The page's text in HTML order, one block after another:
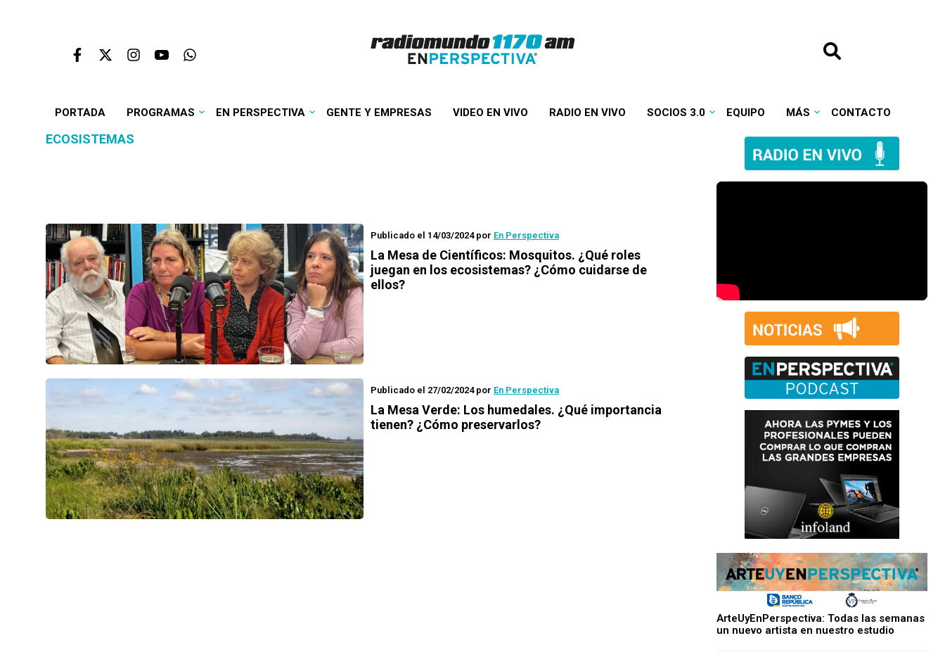
PORTADA PROGRAMAS EN PERSPECTIVA GENTE Y EMPRESAS VIDEO EN VIVO RADIO EN VIVO SOCIOS 3.0 EQUIPO MÁS CONTACTO
ECOSISTEMAS
Publicado el 14/03/2024por En Perspectiva
La Mesa de Científicos: Mosquitos. ¿Qué roles
juegan en los ecosistemas? ¿Cómo cuidarse de
ellos?
Publicado el 27/02/2024por En Perspectiva
La Mesa Verde: Los humedales. ¿Qué importancia
tienen? ¿Cómo preservarlos?
ArteUyEnPerspectiva: Todas las semanas
un nuevo artista en nuestro estudio